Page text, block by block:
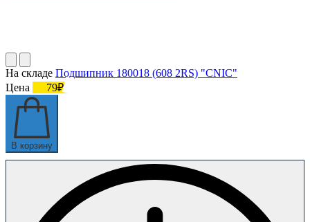
На складе Подшипник 180018 (608 2RS) "CNIC"
Цена
79₽
В корзину